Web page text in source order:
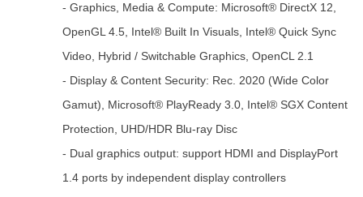
- Graphics, Media & Compute: Microsoft® DirectX 12,
OpenGL 4.5, Intel® Built In Visuals, Intel® Quick Sync
Video, Hybrid / Switchable Graphics, OpenCL 2.1
- Display & Content Security: Rec. 2020 (Wide Color
Gamut), Microsoft® PlayReady 3.0, Intel® SGX Content
Protection, UHD/HDR Blu-ray Disc
- Dual graphics output: support HDMI and DisplayPort
1.4 ports by independent display controllers